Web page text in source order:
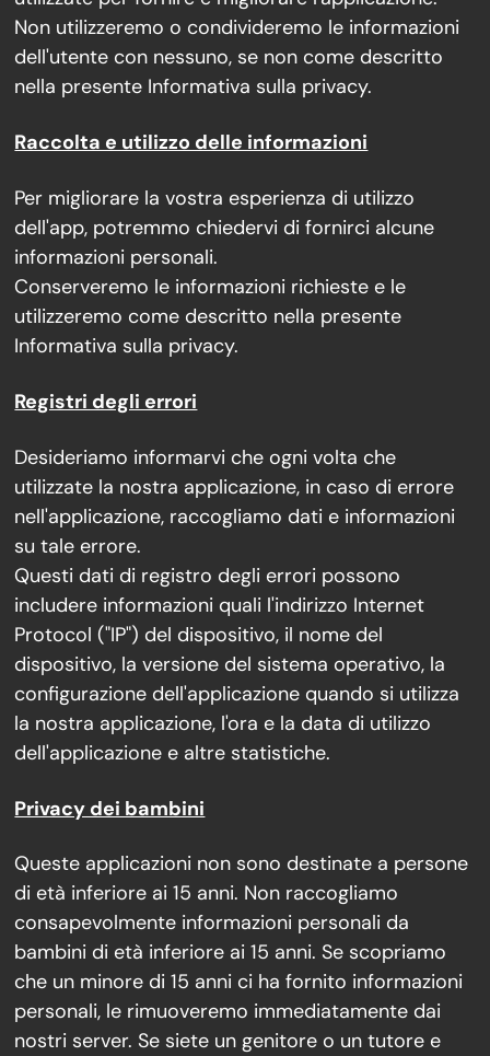
Non utilizzeremo o condivideremo le informazioni
dell'utente con nessuno, se non come descritto
nella presente Informativa sulla privacy.
Raccolta e utilizzo delle informazioni
Per migliorare la vostra esperienza di utilizzo
dell'app, potremmo chiedervi di fornirci alcune
informazioni personali.
Conserveremo le informazioni richieste e le
utilizzeremo come descritto nella presente
Informativa sulla privacy.
Registri degli errori
Desideriamo informarvi che ogni volta che
utilizzate la nostra applicazione, in caso di errore
nell'applicazione, raccogliamo dati e informazioni
su tale errore.
Questi dati di registro degli errori possono
includere informazioni quali l'indirizzo Internet
Protocol ("IP") del dispositivo, il nome del
dispositivo, la versione del sistema operativo, la
configurazione dell'applicazione quando si utilizza
la nostra applicazione, l'ora e la data di utilizzo
dell'applicazione e altre statistiche.
Privacy dei bambini
Queste applicazioni non sono destinate a persone
di età inferiore ai 15 anni. Non raccogliamo
consapevolmente informazioni personali da
bambini di età inferiore ai 15 anni. Se scopriamo
che un minore di 15 anni ci ha fornito informazioni
personali, le rimuoveremo immediatamente dai
nostri server. Se siete un genitore o un tutore e